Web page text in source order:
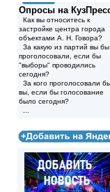
Опросы на
Как вы относитесь к
застройке центра города
объектами А. Н. Говора?
За какую из партий вы бы
проголосовали, если бы
"выборы" проводились
сегодня?
За кого проголосовали
вы, если бы голосование
было сегодня?